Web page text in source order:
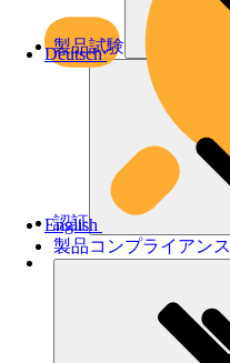
Deutsch
English
製品試験
認証
製品コンプライアンス